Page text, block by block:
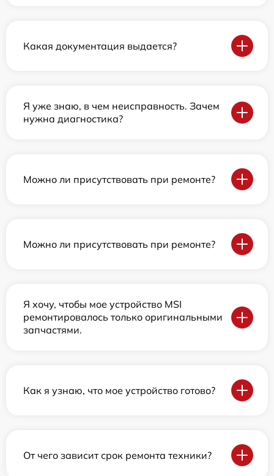
Какая документация выдается?
Я уже знаю, в чем неисправность. Зачем
нужна диагностика?
Можно ли присутствовать при ремонте?
Можно ли присутствовать при ремонте?
Я хочу, чтобы мое устройство MSI
ремонтировалось только оригинальными
запчастями.
Как я узнаю, что мое устройство готово?
От чего зависит срок ремонта техники?